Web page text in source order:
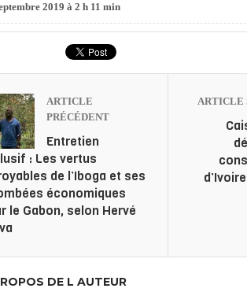
2019 à 2 h 11 min
ARTICLE
PRÉCÉDENT
Entretien
: Les vertus
de l’Iboga et ses
économiques
le Gabon, selon Hervé
ARTICLE
DE L AUTEUR